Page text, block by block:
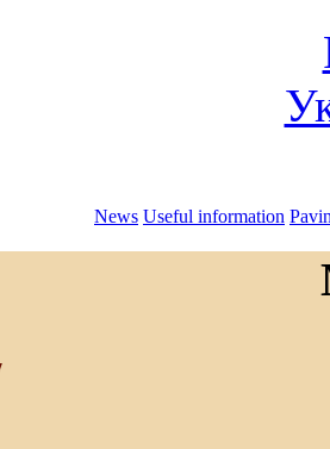
News Useful information